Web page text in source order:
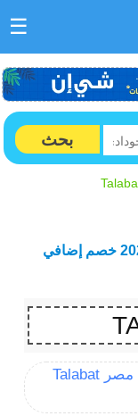
☰
بحث
كود خصم طلبات أول مرة 2026 خصم إضافي
طلبات مصر Talabat